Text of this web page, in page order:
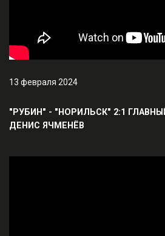
13 февраля 2024
"РУБИН" - "НОРИЛЬСК" 2:1
ДЕНИС ЯЧМЕНЁВ